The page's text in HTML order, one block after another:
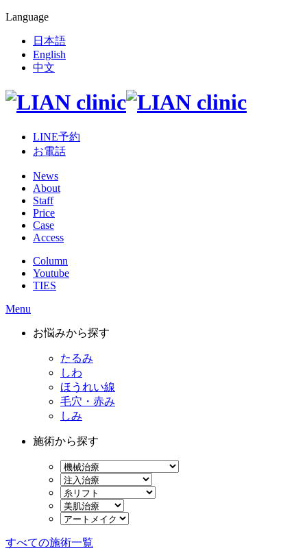
Language
日本語
English
中文
LINE予約
お電話
News
About
Staff
Price
Case
Access
Column
Youtube
TIES
Menu
お悩みから探す
たるみ
しわ
ほうれい線
毛穴・赤み
しみ
施術から探す
すべての施術一覧